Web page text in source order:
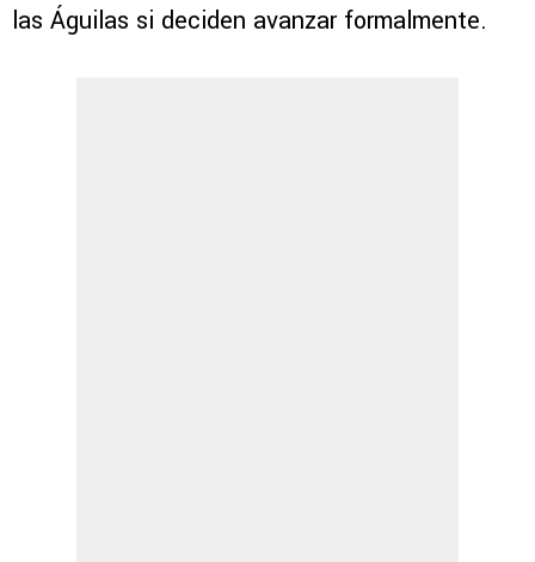
las Águilas si deciden avanzar formalmente.